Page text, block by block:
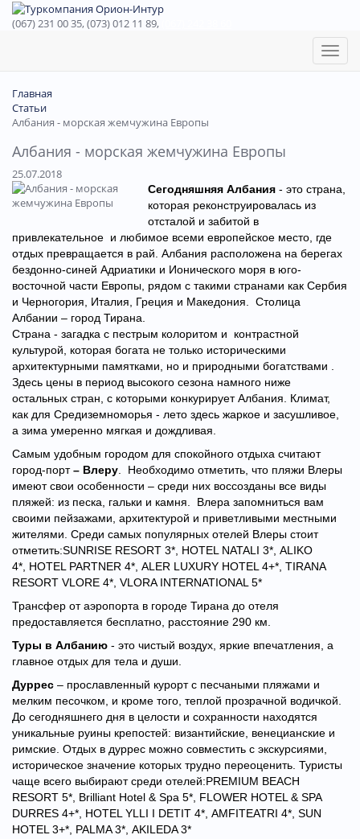
(067) 231 00 35, (073) 012 11 89,
Toggle
Главная
Статьи
Албания - морская жемчужина Европы
Албания - морская жемчужина Европы
25.07.2018
Сегодняшняя Албания- это страна,
которая реконструировалась из
отсталой и забитой в
привлекательное и любимое всеми европейское место, где
отдых превращается в рай. Албания расположена на берегах
бездонно-синей Адриатики и Ионического моря в юго-
восточной части Европы, рядом с такими странами как Сербия
и Черногория, Италия, Греция и Македония. Столица
Албании – город Тирана.
Страна - загадка с пестрым колоритом и контрастной
культурой, которая богата не только историческими
архитектурными памятками, но и природными богатствами .
Здесь цены в период высокого сезона намного ниже
остальных стран, с которыми конкурирует Албания. Климат,
как для Средиземноморья - лето здесь жаркое и засушливое,
а зима умеренно мягкая и дождливая.
Самым удобным городом для спокойного отдыха считают
город-порт– Влеру . Необходимо отметить, что пляжи Влеры
имеют свои особенности – среди них воссозданы все виды
пляжей: из песка, гальки и камня. Влера запомниться вам
своими пейзажами, архитектурой и приветливыми местными
жителями. Среди самых популярных отелей Влеры стоит
отметить:SUNRISE RESORT 3*, HOTEL NATALI 3*, ALIKO
4*, HOTEL PARTNER 4*, ALER LUXURY HOTEL 4+*, TIRANA
RESORT VLORE 4*, VLORA INTERNATIONAL 5*
Трансфер от аэропорта в городе Тирана до отеля
предоставляется бесплатно, расстояние 290 км.
Туры в Албанию - это чистый воздух, яркие впечатления, а
главное отдых для тела и души.
Дуррес – прославленный курорт с песчаными пляжами и
мелким песочком, и кроме того, теплой прозрачной водичкой.
До сегодняшнего дня в целости и сохранности находятся
уникальные руины крепостей: византийские, венецианские и
римские. Отдых в дуррес можно совместить с экскурсиями,
историческое значение которых трудно переоценить. Туристы
чаще всего выбирают среди отелей:PREMIUM BEACH
RESORT 5*, Brilliant Hotel & Spa 5*, FLOWER HOTEL & SPA
DURRES 4+*, HOTEL YLLI I DETIT 4*, AMFITEATRI 4*, SUN
HOTEL 3+*, PALMA 3*, AKILEDA 3*